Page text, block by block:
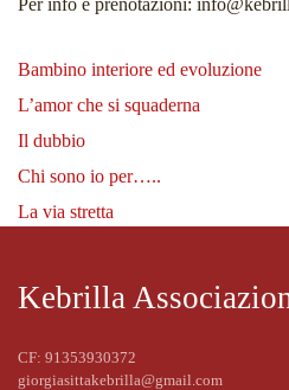
Per info e prenotazioni:
Bambino interiore ed evoluzione
L’amor che si squaderna
Il dubbio
Chi sono io per…..
La via stretta
Kebrilla
CF: 91353930372
giorgiasittakebrilla@gmail.com